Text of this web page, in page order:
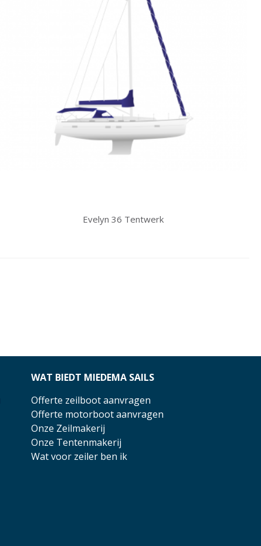
Evelyn 36 Tentwerk
WAT BIEDT MIEDEMA SAILS
Offerte zeilboot aanvragen
Offerte motorboot aanvragen
Onze Zeilmakerij
Onze Tentenmakerij
Wat voor zeiler ben ik